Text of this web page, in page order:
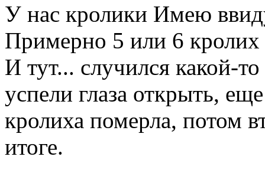
У нас кролики Имею
Примерно 5 или 6
И тут... случился какой-
успели глаза открыть,
кролиха померла, потом
итоге.